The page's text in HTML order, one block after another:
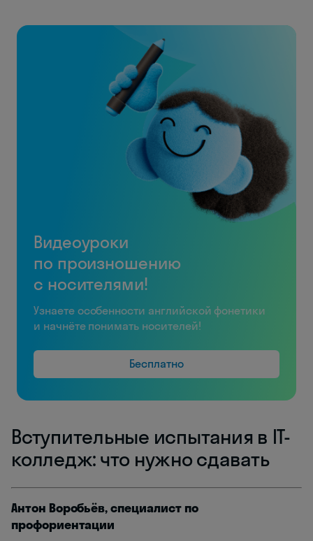
Видеоуроки
по произношению
с носителями!
Узнаете особенности английской фонетики
и начнёте понимать носителей!
Бесплатно
Вступительные испытания в IT-
колледж: что нужно сдавать
Антон Воробьёв, специалист по
профориентации